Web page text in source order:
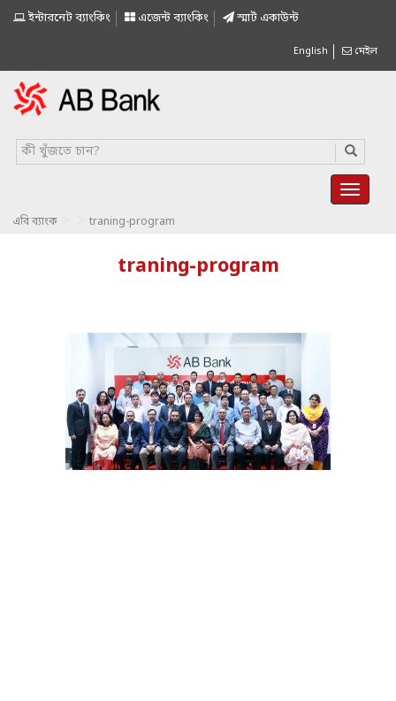
ইন্টারনেট ব্যাংকিং এজেন্ট ব্যাংকিং স্মাৰ্ট একাউন্ট
English মেইল
এবি ব্যাংক traning-program
traning-program